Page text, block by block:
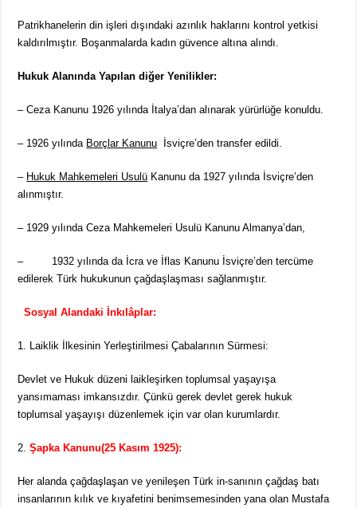
Patrikhanelerin din işleri dışındaki azınlık haklarını kontrol yetkisi
kaldırılmıştır. Boşanmalarda kadın güvence altına alındı.
Hukuk Alanında Yapılan diğer Yenilikler:
– Ceza Kanunu 1926 yılında İtalya’dan alınarak yürürlüğe konuldu.
– 1926 yılında Borçlar Kanunu İsviçre’den transfer edildi.
– Hukuk Mahkemeleri Usulü Kanunu da 1927 yılında İsviçre’den
alınmıştır.
– 1929 yılında Ceza Mahkemeleri Usulü Kanunu Almanya’dan,
– 1932 yılında da İcra ve İflas Kanunu İsviçre’den tercüme
edilerek Türk hukukunun çağdaşlaşması sağlanmıştır.
Sosyal Alandaki İnkılâplar:
Laiklik İlkesinin Yerleştirilmesi Çabalarının Sürmesi:
Devlet ve Hukuk düzeni laikleşirken toplumsal yaşayışa
yansımaması imkansızdır. Çünkü gerek devlet gerek hukuk
toplumsal yaşayışı düzenlemek için var olan kurumlardır.
Şapka Kanunu(25 Kasım 1925):
Her alanda çağdaşlaşan ve yenileşen Türk in-sanının çağdaş batı
insanlarının kılık ve kıyafetini benimsemesinden yana olan Mustafa